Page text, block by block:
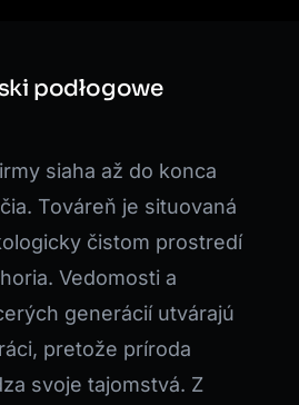
podłogowe
siaha až do konca
Továreň je situovaná
čistom prostredí
Vedomosti a
generácií utvárajú
pretože príroda
svoje tajomstvá. Z